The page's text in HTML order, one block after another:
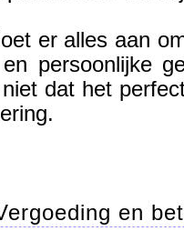
er alles aan
persoonlijke
dat het
en